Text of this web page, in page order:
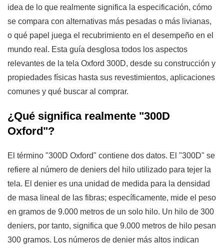
la
tela
Oxford
300D
3
Recubrimientos
tela
Oxford
3.1
Revestimiento
de
PU
(poliuretano)
3.2
Recubrimiento
idea de lo que realmente significa la especificación, cómo
se compara con alternativas más pesadas o más livianas,
o qué papel juega el recubrimiento en el desempeño en el
mundo real. Esta guía desglosa todos los aspectos
relevantes de la tela Oxford 300D, desde su construcción y
propiedades físicas hasta sus revestimientos, aplicaciones
comunes y qué buscar al comprar.
¿Qué significa realmente "300D
Oxford"?
El término "300D Oxford" contiene dos datos. El "300D" se
refiere al número de deniers del hilo utilizado para tejer la
tela. El denier es una unidad de medida para la densidad
de masa lineal de las fibras; específicamente, mide el peso
en gramos de 9.000 metros de un solo hilo. Un hilo de 300
deniers, por tanto, significa que 9.000 metros de hilo pesan
300 gramos. Los números de denier más altos indican